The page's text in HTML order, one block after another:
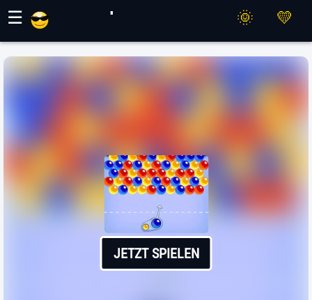
☰
JETZT SPIELEN